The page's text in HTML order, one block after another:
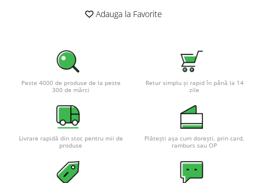
MPPT
Sisteme de stocare energie
Pachete complete stocare energie
Sisteme de Stocare Comerciale
Sisteme fotovoltaice complete
Sisteme fotovoltaice de putere
mica (rulota/caravan/case de
Sisteme fotovoltaice profesionale
Adauga la Favorite
Peste 4000 de produse de la peste
300 de mărci
Retur simplu și rapid în până la 14
zile
Livrare rapidă din stoc pentru mii de
produse
Plătești așa cum dorești, prin card,
ramburs sau OP